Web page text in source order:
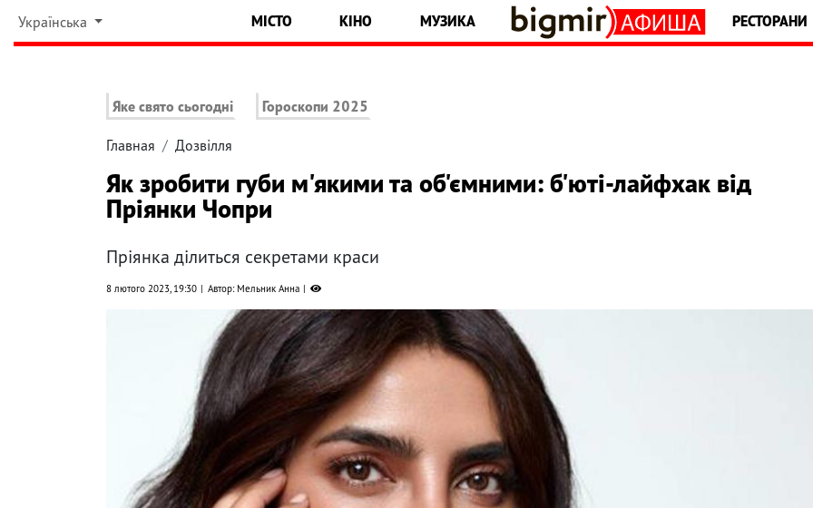
Українська МІСТО КІНО МУЗИКА РЕСТОРАНИ
Яке свято сьогодні Гороскопи 2025
Главная Дозвілля
Як зробити губи м'якими та об'ємними: б'юті-лайфхак від
Пріянки Чопри
Пріянка ділиться секретами краси
8 лютого 2023, 19:30 Автор: Мельник Анна